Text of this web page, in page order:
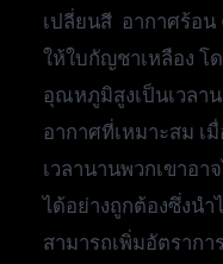
เปลี่ยนสี อากาศร้อน
ให้ใบกัญชาเหลือง โ
อุณหภูมิสูงเป็นเวลา
อากาศที่เหมาะสม
เวลานานพวกเขาอ
ได้อย่างถูกต้องซึ่งนํ
สามารถเพิ่มอัตราก